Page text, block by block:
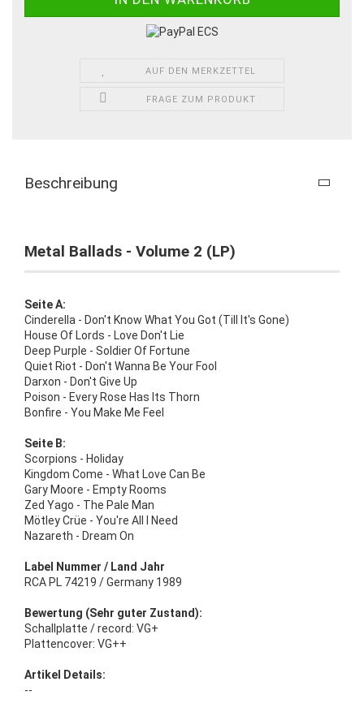
AUF DEN MERKZETTEL
FRAGE ZUM PRODUKT
Beschreibung
Metal Ballads - Volume 2 (LP)
Seite A:
Cinderella - Don't Know What You Got (Till It's Gone)
House Of Lords - Love Don't Lie
Deep Purple - Soldier Of Fortune
Quiet Riot - Don't Wanna Be Your Fool
Darxon - Don't Give Up
Poison - Every Rose Has Its Thorn
Bonfire - You Make Me Feel
Seite B:
Scorpions - Holiday
Kingdom Come - What Love Can Be
Gary Moore - Empty Rooms
Zed Yago - The Pale Man
Mötley Crüe - You're All I Need
Nazareth - Dream On
Label Nummer / Land Jahr
RCA PL 74219 / Germany 1989
Bewertung (Sehr guter Zustand):
Schallplatte / record: VG+
Plattencover: VG++
Artikel Details:
--